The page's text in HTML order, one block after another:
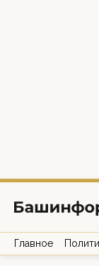
Главное